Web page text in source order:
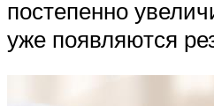
постепенно
уже появляются